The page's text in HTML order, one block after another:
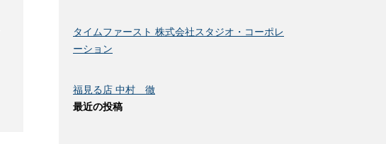
タイムファースト 株式会社スタジオ・コーポレ
ーション
福見る店 中村 徹
最近の投稿